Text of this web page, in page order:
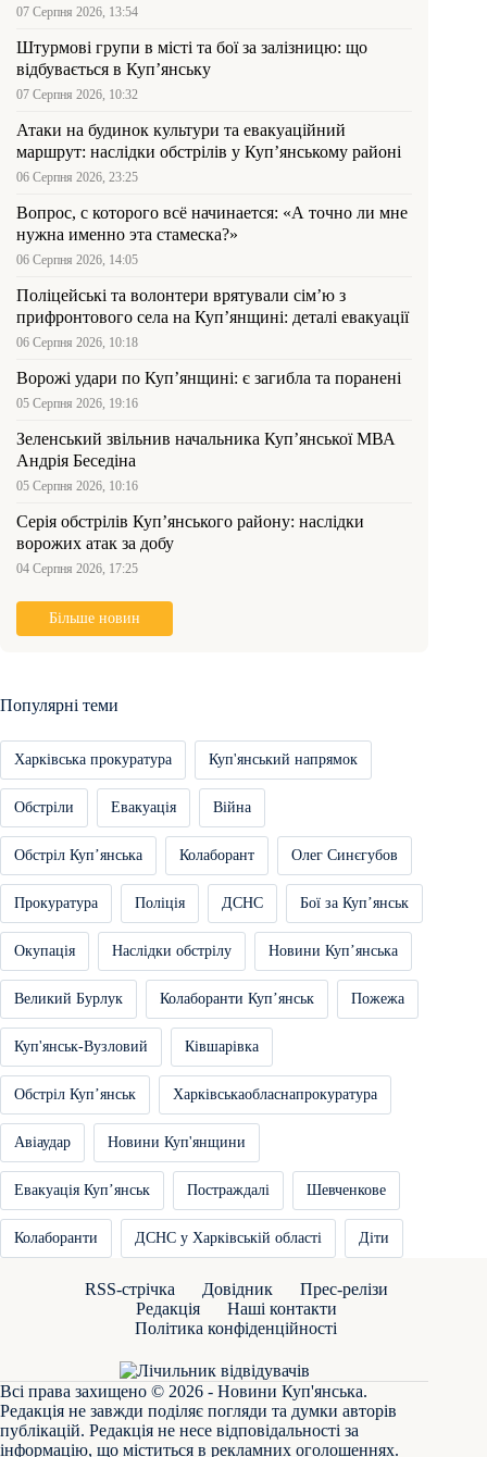
07 Серпня 2026, 13:54
Штурмові групи в місті та бої за залізницю: що
відбувається в Куп’янську
07 Серпня 2026, 10:32
Атаки на будинок культури та евакуаційний
маршрут: наслідки обстрілів у Куп’янському районі
06 Серпня 2026, 23:25
Вопрос, с которого всё начинается: «А точно ли мне
нужна именно эта стамеска?»
06 Серпня 2026, 14:05
Поліцейські та волонтери врятували сім’ю з
прифронтового села на Куп’янщині: деталі евакуації
06 Серпня 2026, 10:18
Ворожі удари по Куп’янщині: є загибла та поранені
05 Серпня 2026, 19:16
Зеленський звільнив начальника Купʼянської МВА
Андрія Беседіна
05 Серпня 2026, 10:16
Серія обстрілів Куп’янського району: наслідки
ворожих атак за добу
04 Серпня 2026, 17:25
Більше новин
Популярні теми
Харківська прокуратура Куп'янський напрямок
Обстріли Евакуація Війна
Обстріл Купʼянська Колаборант Олег Синєгубов
Прокуратура Поліція ДСНС Бої за Купʼянськ
Окупація Наслідки обстрілу Новини Купʼянська
Великий Бурлук Колаборанти Купʼянськ Пожежа
Куп'янськ-Вузловий Ківшарівка
Обстріл Купʼянськ Харківськаобласнапрокуратура
Авіаудар Новини Куп'янщини
Евакуація Купʼянськ Постраждалі Шевченкове
Колаборанти ДСНС у Харківській області Діти
RSS-стрічка Довідник
Прес-релізи
Редакція
Наші контакти
Політика конфіденційності
Всі права захищено © 2026 - Новини Куп'янська.
Редакція не завжди поділяє погляди та думки авторів
публікацій. Редакція не несе відповідальності за
інформацію, що міститься в рекламних оголошеннях.